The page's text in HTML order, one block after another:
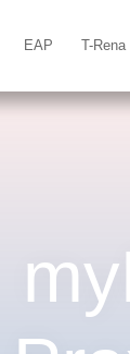
EAP T-Rena